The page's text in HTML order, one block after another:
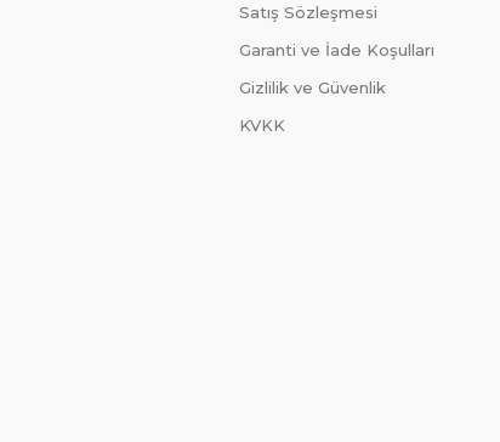
Satış Sözleşmesi
Garanti ve İade Koşulları
Gizlilik ve Güvenlik
KVKK